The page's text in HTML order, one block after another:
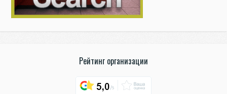
Рейтинг организации